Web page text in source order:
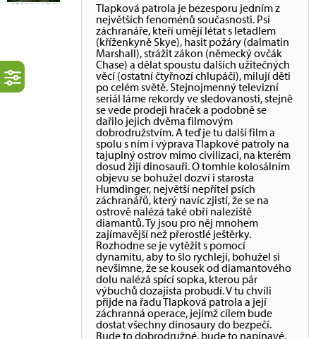
Tlapková patrola je bezesporu jedním z
největších fenoménů současnosti. Psí
záchranáře, kteří umějí létat s letadlem
(kříženkyně Skye), hasit požáry (dalmatin
Marshall), strážit zákon (německý ovčák
Chase) a dělat spoustu dalších užitečných
věcí (ostatní čtyřnozí chlupáči), milují děti
po celém světě. Stejnojmenný televizní
seriál láme rekordy ve sledovanosti, stejně
se vede prodeji hraček a podobně se
dařilo jejich dvěma filmovým
dobrodružstvím. A teď je tu další film a
spolu s ním i výprava Tlapkové patroly na
tajuplný ostrov mimo civilizaci, na kterém
dosud žijí dinosauři. O tomhle kolosálním
objevu se bohužel dozví i starosta
Humdinger, největší nepřítel psích
záchranářů, který navíc zjistí, že se na
ostrově nalézá také obří naleziště
diamantů. Ty jsou pro něj mnohem
zajímavější než přerostlé ještěrky.
Rozhodne se je vytěžit s pomocí
dynamitu, aby to šlo rychleji, bohužel si
nevšimne, že se kousek od diamantového
dolu nalézá spící sopka, kterou pár
výbuchů dozajista probudí. V tu chvíli
přijde na řadu Tlapková patrola a její
záchranná operace, jejímž cílem bude
dostat všechny dinosaury do bezpečí.
Bude to dobrodružné, bude to napínavé,